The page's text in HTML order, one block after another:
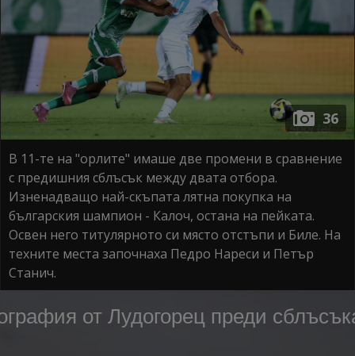
36
В 11-те на "орлите" имаше две промени в сравнение
с предишния сблъсък между двата отбора.
Изненадващо най-скъпата лятна покупка на
българския шампион - Калоч, остана на пейката.
Освен него титулярното си място отстъпи и Биле. На
техните места започнаха Педро Нареси и Петър
Станич.